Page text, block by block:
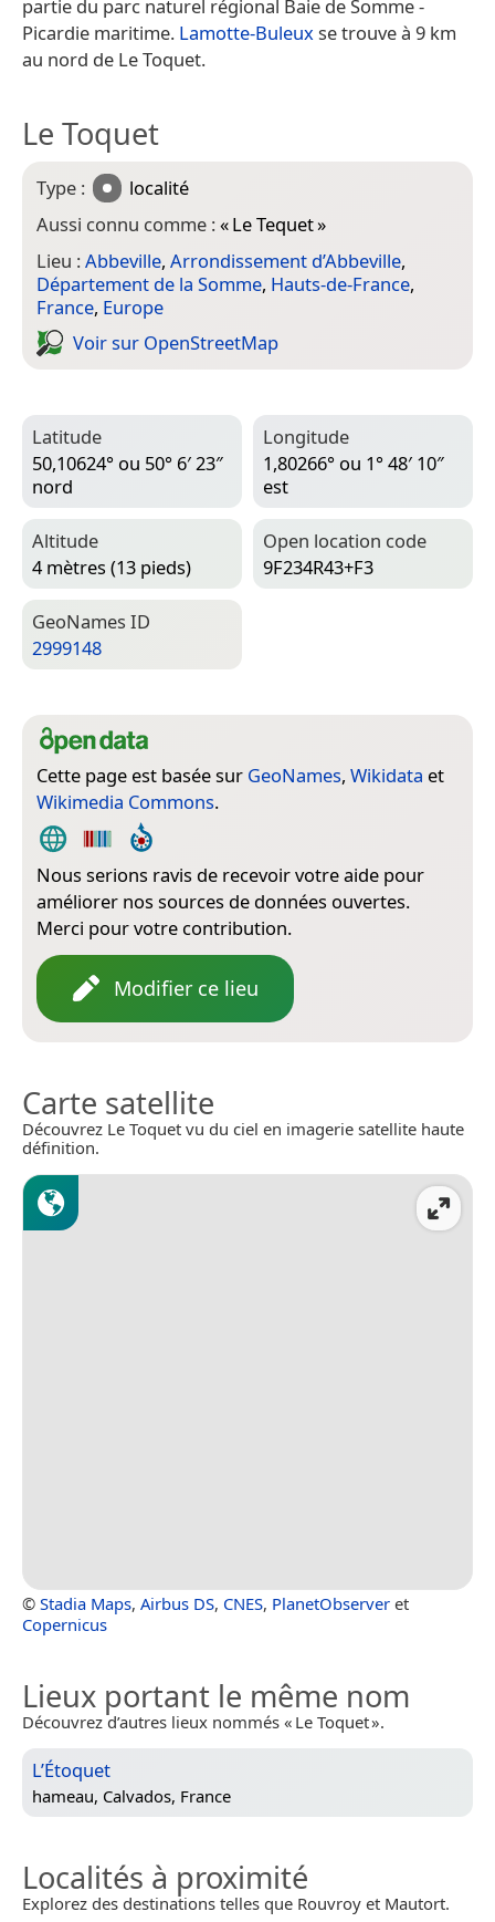
partie du parc naturel régional Baie de Somme -
Picardie maritime. Lamotte-Buleuxse trouve à 9 km
au nord de Le Toquet.
Le Toquet
Type :
localité
Aussi connu comme :«Le Tequet»
Lieu :Abbeville, Arrondissement d’Abbeville,
Département de la Somme, Hauts-de-France,
France, Europe
Voir sur Open­Street­Map
Latitude
50,10624° ou 50° 6′ 23″
nord
Longitude
1,80266° ou 1° 48′ 10″
est
Altitude
4 mètres (13 pieds)
Open location code
9F234R43+F3
Geo­Names ID
2999148
Cette page est basée sur GeoNames, Wikidata et
Wikimedia Commons.
Nous serions ravis de recevoir votre aide pour
améliorer nos sources de données ouvertes.
Merci pour votre contribution.
Modifier ce lieu
Carte satellite
Découvrez Le Toquet vu du ciel en imagerie satellite haute
définition.
© Stadia Maps, Airbus DS, CNES, PlanetObserver et
Copernicus
Lieux portant le même nom
Découvrez d’autres lieux nommés « Le Toquet ».
L’Étoquet
hameau, Calvados, France
Localités à proximité
Explorez des destinations telles que Rouvroy et Mautort.